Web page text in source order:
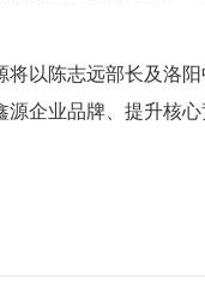
以陈志远部长及洛
源企业品牌、提升核心